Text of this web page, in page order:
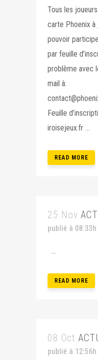
Tous les
carte Phoenix à
pouvoir
par feuille
problème avec
mail à:
Feuille
iroisejeux.fr ...
READ MORE
25 Nov
publié à 08:33h
...
READ MORE
08 Oct
publié à 12:56h